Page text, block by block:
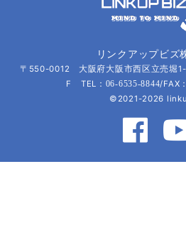
リンクアップビズ
〒550-0012 大阪府大阪市西区立売堀1-
F TEL： 06-6535-8844/FAX
©2021-2026